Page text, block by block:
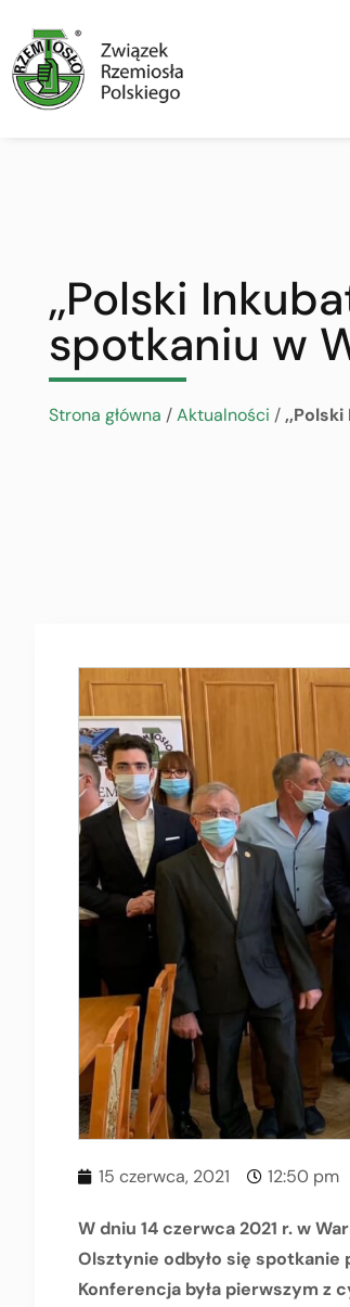
,,Polski
spotkaniu w
Strona główna /Aktualności /
15 czerwca, 2021 12:50 pm
W dniu 14 czerwca 2021 r. w
Olsztynie odbyło się spotkanie
Konferencja była pierwszym z